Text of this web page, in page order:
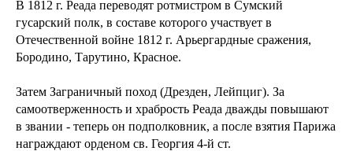
В 1812 г. Реада переводят ротмистром в Сумский
гусарский полк, в составе которого участвует в
Отечественной войне 1812 г. Арьергардные сражения,
Бородино, Тарутино, Красное.
Затем Заграничный поход (Дрезден, Лейпциг). За
самоотверженность и храбрость Реада дважды повышают
в звании - теперь он подполковник, а после взятия Парижа
награждают орденом св. Георгия 4-й ст.